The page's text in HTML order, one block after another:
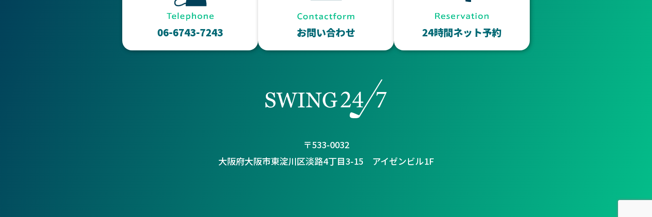
06-6743-7243 お問い合わせ 24時間ネット予約
〒533-0032
大阪府大阪市東淀川区淡路4丁目3-15 アイゼンビル1F